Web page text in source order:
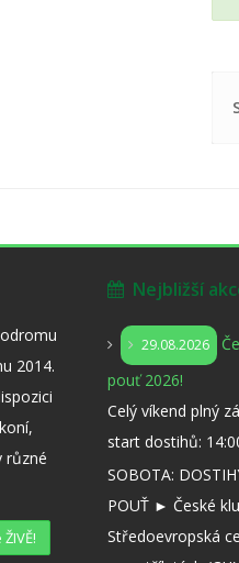
2014.
různé
Nejbližší
29.08.2026
pouť 2026!
Celý víkend plný
start dostihů:
SOBOTA:
POUŤ ► České
Středoevropská